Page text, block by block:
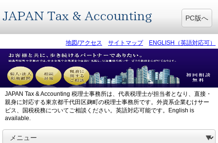
PC版へ
地図/アクセス サイトマップ ENGLISH（英語対応可）
JAPAN Tax & Accounting 税理士事務所は、代表税理士が担当者となり、直接・
親身に対応する東京都千代田区麹町の税理士事務所です。外資系企業むけサー
ビス、国税税務についてご相談ください。英語対応可能です。English is
available.